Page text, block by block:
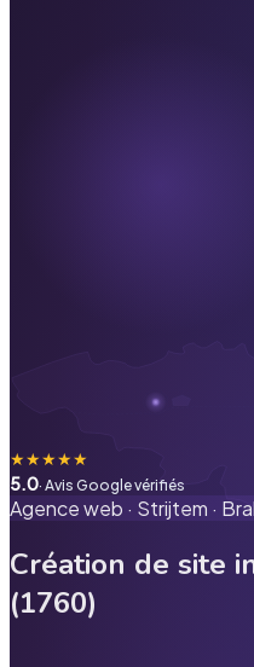
★★★★★
5.0· Avis Google vérifiés
Agence web · Strijtem ·
Création de site
(1760)